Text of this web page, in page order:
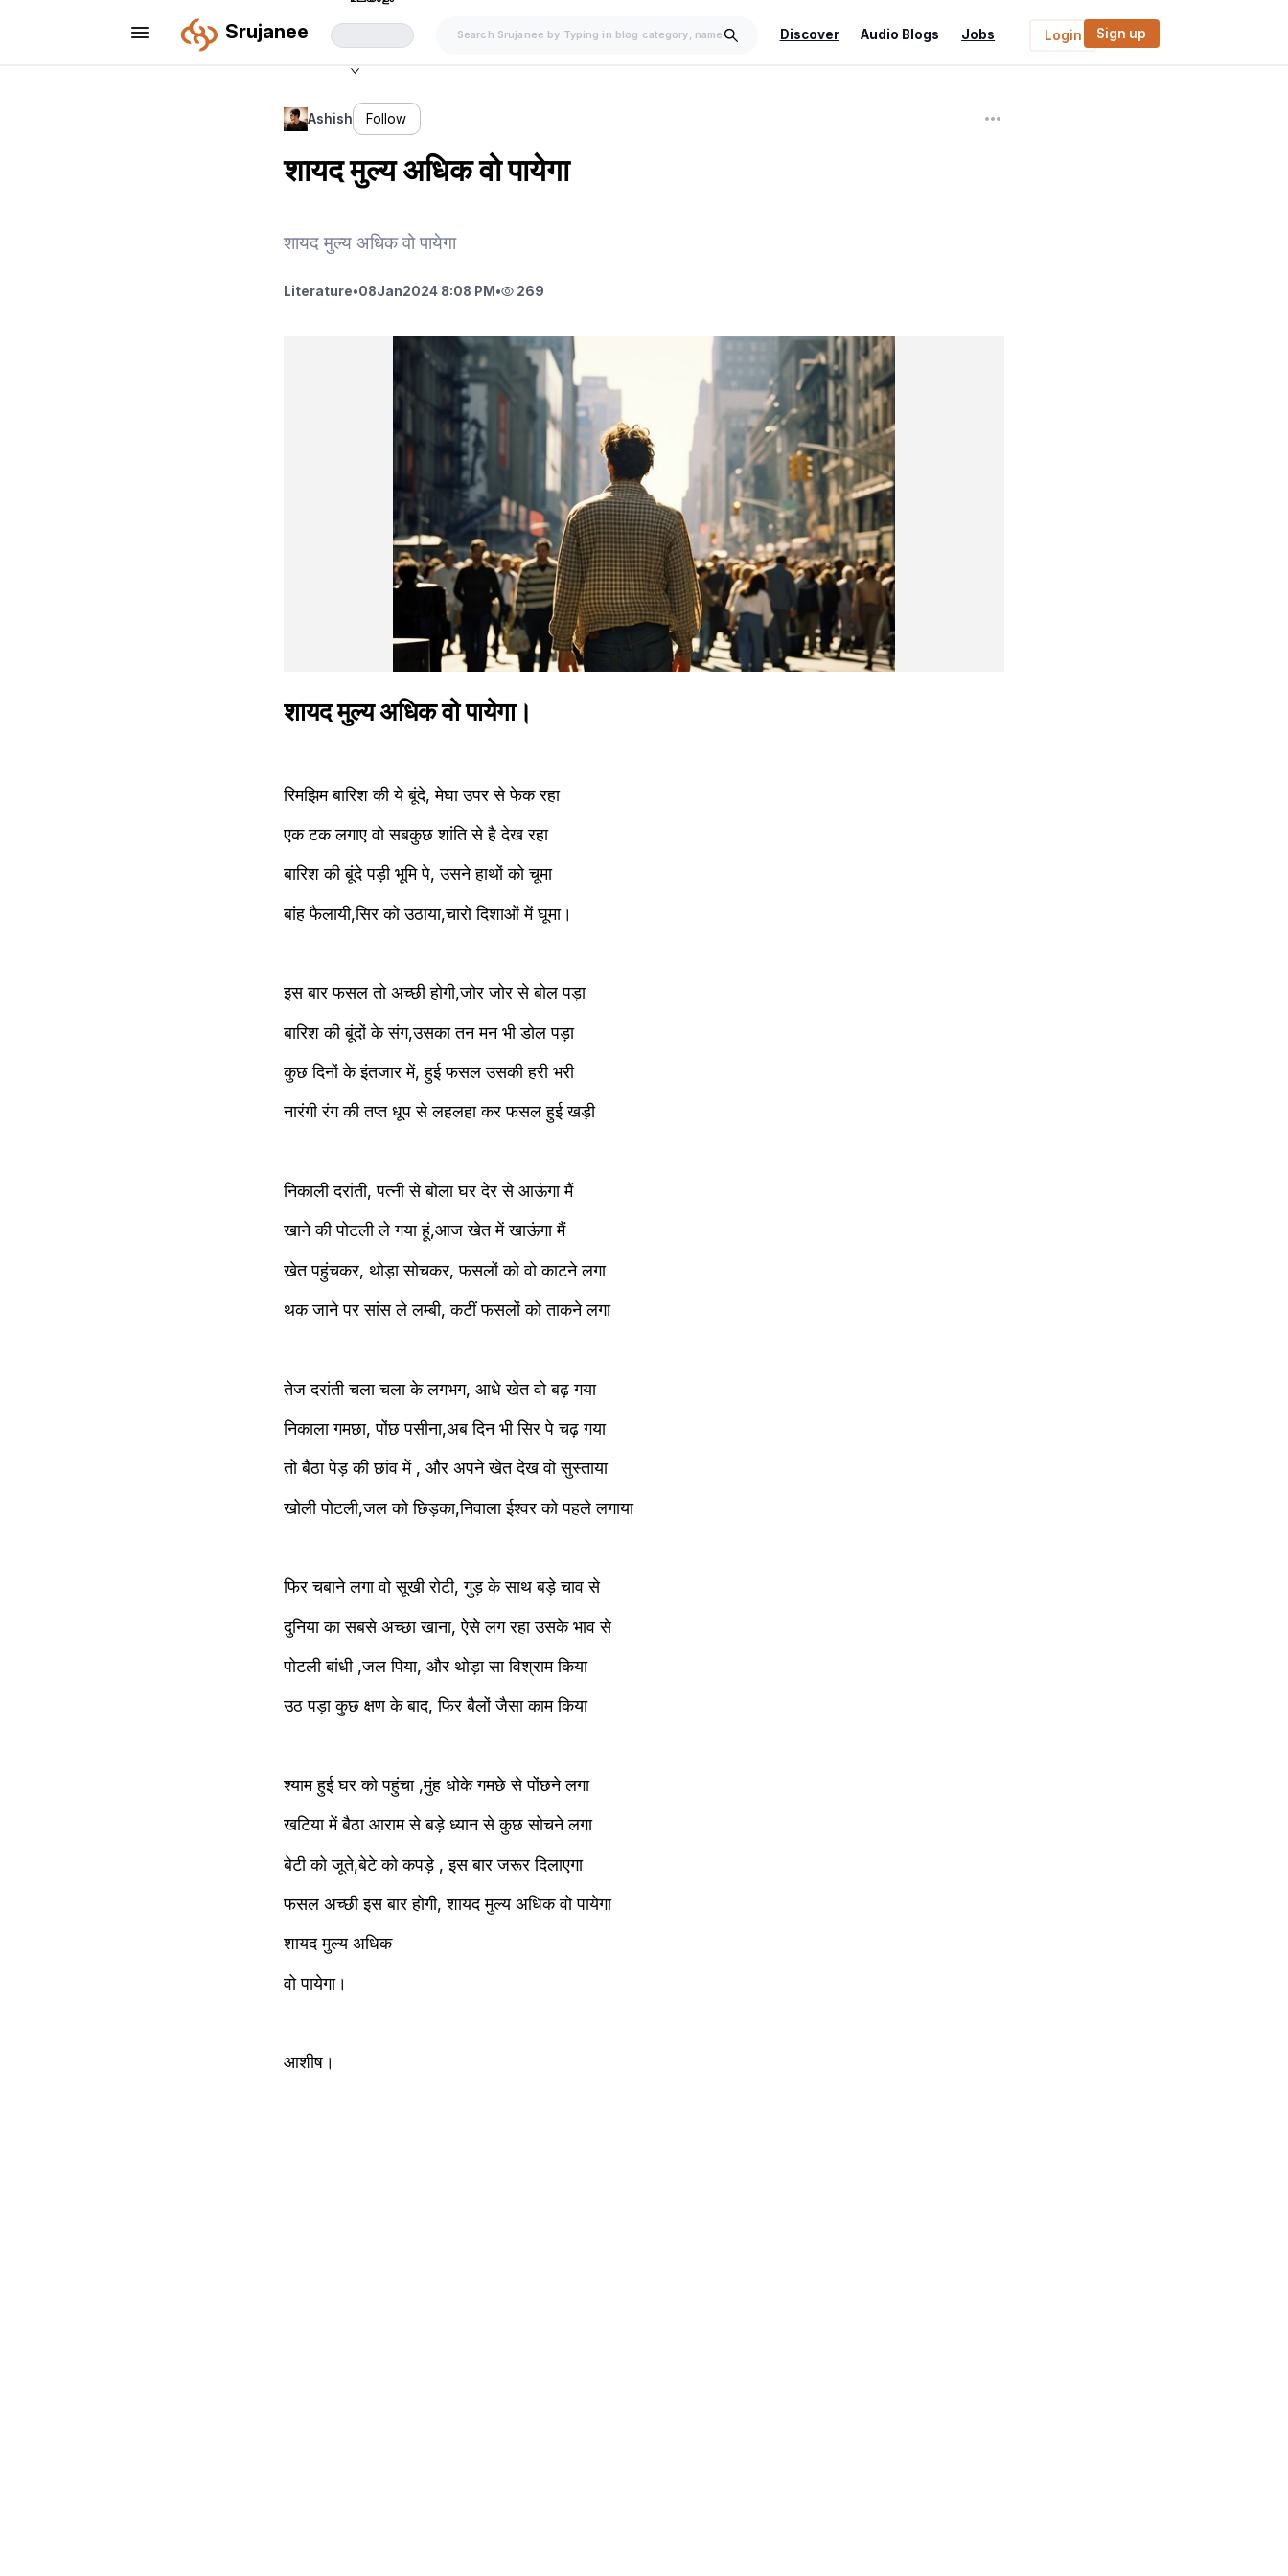
Srujanee Discover Audio Blogs Jobs Login Sign up
Ashish Follow
शायद मुल्य अधिक वो पायेगा
शायद मुल्य अधिक वो पायेगा
Literature•08Jan2024 8:08 PM • 269
शायद मुल्य अधिक वो पायेगा।
रिमझिम बारिश की ये बूंदे, मेघा उपर से फेक रहा
एक टक लगाए वो सबकुछ शांति से है देख रहा
बारिश की बूंदे पड़ी भूमि पे, उसने हाथों को चूमा
बांह फैलायी,सिर को उठाया,चारो दिशाओं में घूमा।
इस बार फसल तो अच्छी होगी,जोर जोर से बोल पड़ा
बारिश की बूंदों के संग,उसका तन मन भी डोल पड़ा
कुछ दिनों के इंतजार में, हुई फसल उसकी हरी भरी
नारंगी रंग की तप्त धूप से लहलहा कर फसल हुई खड़ी
निकाली दरांती, पत्नी से बोला घर देर से आऊंगा मैं
खाने की पोटली ले गया हूं,आज खेत में खाऊंगा मैं
खेत पहुंचकर, थोड़ा सोचकर, फसलों को वो काटने लगा
थक जाने पर सांस ले लम्बी, कटीं फसलों को ताकने लगा
तेज दरांती चला चला के लगभग, आधे खेत वो बढ़ गया
निकाला गमछा, पोंछ पसीना,अब दिन भी सिर पे चढ़ गया
तो बैठा पेड़ की छांव में , और अपने खेत देख‌ वो सुस्ताया
खोली पोटली,जल को छिड़का,निवाला ईश्वर को पहले लगाया
फिर चबाने लगा वो सूखी रोटी, गुड़ के साथ बड़े चाव से
दुनिया का सबसे अच्छा खाना, ऐसे लग रहा उसके भाव से
पोटली बांधी ,जल पिया, और थोड़ा सा विश्राम किया
उठ पड़ा कुछ क्षण के बाद, फिर बैलों जैसा काम किया
श्याम हुई घर को पहुंचा ,मुंह धोके गमछे से पोंछने लगा
खटिया में बैठा आराम से बड़े ध्यान से कुछ सोचने लगा
बेटी को जूते,बेटे को कपड़े , इस बार जरूर दिलाएगा
फसल अच्छी इस बार होगी, शायद मुल्य अधिक वो पायेगा
शायद मुल्य अधिक
वो पायेगा।
आशीष।